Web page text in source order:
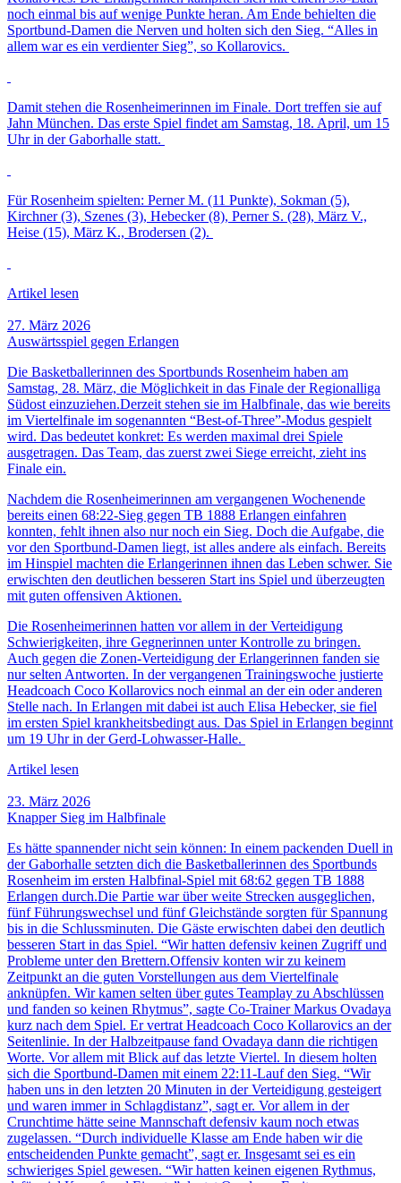
noch einmal bis auf wenige Punkte heran. Am Ende behielten die
Sportbund-Damen die Nerven und holten sich den Sieg. “Alles in
allem war es ein verdienter Sieg”, so Kollarovics.
Damit stehen die Rosenheimerinnen im Finale. Dort treffen sie auf
Jahn München. Das erste Spiel findet am Samstag, 18. April, um 15
Uhr in der Gaborhalle statt.
Für Rosenheim spielten: Perner M. (11 Punkte), Sokman (5),
Kirchner (3), Szenes (3), Hebecker (8), Perner S. (28), März V.,
Heise (15), März K., Brodersen (2).
Artikel lesen
27. März 2026
Auswärtsspiel gegen Erlangen
Die Basketballerinnen des Sportbunds Rosenheim haben am
Samstag, 28. März, die Möglichkeit in das Finale der Regionalliga
Südost einzuziehen.Derzeit stehen sie im Halbfinale, das wie bereits
im Viertelfinale im sogenannten “Best-of-Three”-Modus gespielt
wird. Das bedeutet konkret: Es werden maximal drei Spiele
ausgetragen. Das Team, das zuerst zwei Siege erreicht, zieht ins
Finale ein.
Nachdem die Rosenheimerinnen am vergangenen Wochenende
bereits einen 68:22-Sieg gegen TB 1888 Erlangen einfahren
konnten, fehlt ihnen also nur noch ein Sieg. Doch die Aufgabe, die
vor den Sportbund-Damen liegt, ist alles andere als einfach. Bereits
im Hinspiel machten die Erlangerinnen ihnen das Leben schwer. Sie
erwischten den deutlichen besseren Start ins Spiel und überzeugten
mit guten offensiven Aktionen.
Die Rosenheimerinnen hatten vor allem in der Verteidigung
Schwierigkeiten, ihre Gegnerinnen unter Kontrolle zu bringen.
Auch gegen die Zonen-Verteidigung der Erlangerinnen fanden sie
nur selten Antworten. In der vergangenen Trainingswoche justierte
Headcoach Coco Kollarovics noch einmal an der ein oder anderen
Stelle nach. In Erlangen mit dabei ist auch Elisa Hebecker, sie fiel
im ersten Spiel krankheitsbedingt aus. Das Spiel in Erlangen beginnt
um 19 Uhr in der Gerd-Lohwasser-Halle.
Artikel lesen
23. März 2026
Knapper Sieg im Halbfinale
Es hätte spannender nicht sein können: In einem packenden Duell in
der Gaborhalle setzten dich die Basketballerinnen des Sportbunds
Rosenheim im ersten Halbfinal-Spiel mit 68:62 gegen TB 1888
Erlangen durch.Die Partie war über weite Strecken ausgeglichen,
fünf Führungswechsel und fünf Gleichstände sorgten für Spannung
bis in die Schlussminuten. Die Gäste erwischten dabei den deutlich
besseren Start in das Spiel. “Wir hatten defensiv keinen Zugriff und
Probleme unter den Brettern.Offensiv konten wir zu keinem
Zeitpunkt an die guten Vorstellungen aus dem Viertelfinale
anknüpfen. Wir kamen selten über gutes Teamplay zu Abschlüssen
und fanden so keinen Rhytmus”, sagte Co-Trainer Markus Ovadaya
kurz nach dem Spiel. Er vertrat Headcoach Coco Kollarovics an der
Seitenlinie. In der Halbzeitpause fand Ovadaya dann die richtigen
Worte. Vor allem mit Blick auf das letzte Viertel. In diesem holten
sich die Sportbund-Damen mit einem 22:11-Lauf den Sieg. “Wir
haben uns in den letzten 20 Minuten in der Verteidigung gesteigert
und waren immer in Schlagdistanz”, sagt er. Vor allem in der
Crunchtime hätte seine Mannschaft defensiv kaum noch etwas
zugelassen. “Durch individuelle Klasse am Ende haben wir die
entscheidenden Punkte gemacht”, sagt er. Insgesamt sei es ein
schwieriges Spiel gewesen. “Wir hatten keinen eigenen Rythmus,